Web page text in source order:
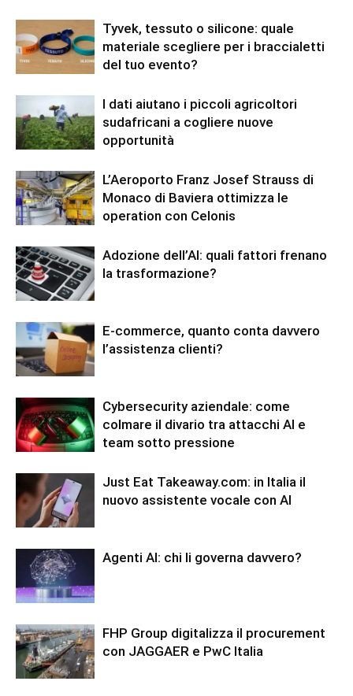
Tyvek, tessuto o silicone: quale
materiale scegliere per i braccialetti
del tuo evento?
I dati aiutano i piccoli agricoltori
sudafricani a cogliere nuove
opportunità
L’Aeroporto Franz Josef Strauss di
Monaco di Baviera ottimizza le
operation con Celonis
Adozione dell’AI: quali fattori frenano
la trasformazione?
E-commerce, quanto conta davvero
l’assistenza clienti?
Cybersecurity aziendale: come
colmare il divario tra attacchi AI e
team sotto pressione
Just Eat Takeaway.com: in Italia il
nuovo assistente vocale con AI
Agenti AI: chi li governa davvero?
FHP Group digitalizza il procurement
con JAGGAER e PwC Italia